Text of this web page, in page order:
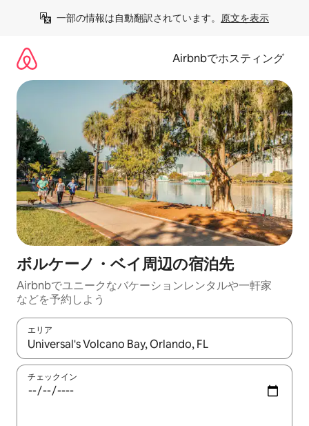
一部の情報は自動翻訳されています。 原文を表示
Airbnbでホスティング
ボルケーノ・ベイ⁠周⁠辺⁠の宿⁠泊⁠先
Airbnbでユニークなバ⁠ケ⁠ー⁠シ⁠ョ⁠ンレ⁠ン⁠タ⁠ルや一⁠軒⁠家
な⁠ど⁠を予⁠約⁠し⁠よ⁠う
エリア
検索結果が表示されたら、上下の矢印キーを使って移動するか
チェックイン